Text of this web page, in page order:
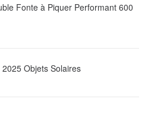
Fonte à Piquer Performant 600
Objets Solaires